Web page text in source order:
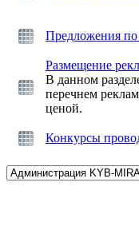
Предложения
Размещение
В данном
перечнем
ценой.
Конкурсы